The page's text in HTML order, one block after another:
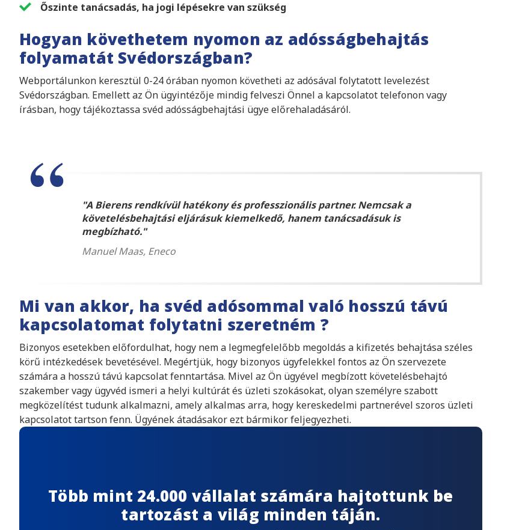
Őszinte tanácsadás, ha jogi lépésekre van szükség
Hogyan követhetem nyomon az adósságbehajtás
folyamatát Svédországban?
Webportálunkon keresztül 0-24 órában nyomon követheti az adósával folytatott levelezést
Svédországban. Emellett az Ön ügyintézője mindig felveszi Önnel a kapcsolatot telefonon vagy
írásban, hogy tájékoztassa svéd adósságbehajtási ügye előrehaladásáról.
A Bierens rendkívül hatékony és professzionális partner. Nemcsak a
követelésbehajtási eljárásuk kiemelkedő, hanem tanácsadásuk is
megbízható.
Manuel Maas, Eneco
Mi van akkor, ha svéd adósommal való hosszú távú
kapcsolatomat folytatni szeretném ?
Bizonyos esetekben előfordulhat, hogy nem a legmegfelelőbb megoldás a kifizetés behajtása széles
körű intézkedések bevetésével. Megértjük, hogy bizonyos ügyfelekkel fontos az Ön szervezete
számára a hosszú távú kapcsolat fenntartása. Mivel az Ön ügyével megbízott követelésbehajtó
szakember vagy ügyvéd ismeri a helyi kultúrát és üzleti szokásokat, olyan személyre szabott
megközelítést tudunk alkalmazni, amely alkalmas arra, hogy kereskedelmi partnerével szoros üzleti
kapcsolatot tartson fenn. Ügyének átadásakor ezt bármikor feljegyezheti.
Több mint 24.000 vállalat számára hajtottunk be
tartozást a világ minden táján.